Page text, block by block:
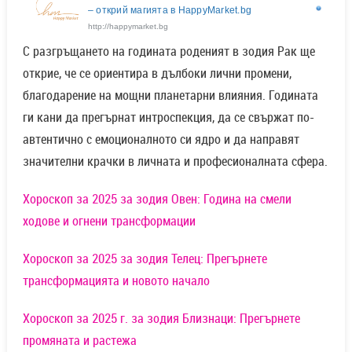
– открий магията в HappyMarket.bg
http://happymarket.bg
С разгръщането на годината роденият в зодия Рак ще
открие, че се ориентира в дълбоки лични промени,
благодарение на мощни планетарни влияния. Годината
ги кани да прегърнат интроспекция, да се свържат по-
автентично с емоционалното си ядро и да направят
значителни крачки в личната и професионалната сфера.
Хороскоп за 2025 за зодия Овен: Година на смели
ходове и огнени трансформации
Хороскоп за 2025 за зодия Телец: Прегърнете
трансформацията и новото начало
Хороскоп за 2025 г. за зодия Близнаци: Прегърнете
промяната и растежа